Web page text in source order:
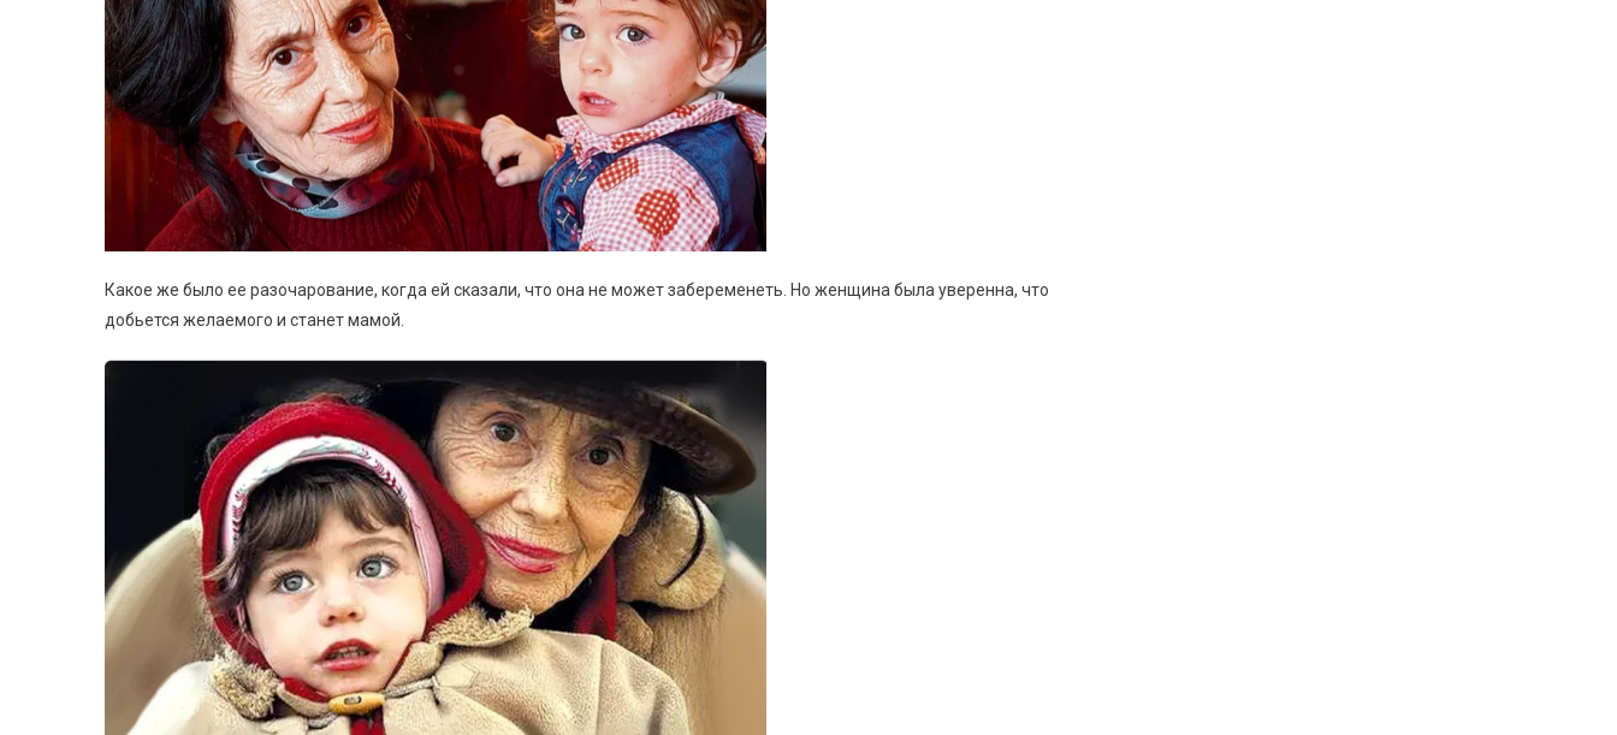
Какое же было ее разочарование, когда ей сказали, что она не может забеременеть. Но женщина была уверенна, что
добьется желаемого и станет мамой.